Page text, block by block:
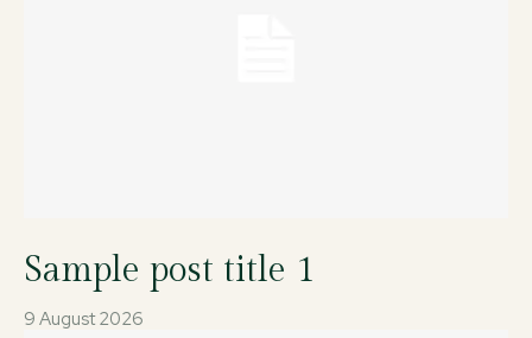
Sample post title 1
9 August 2026